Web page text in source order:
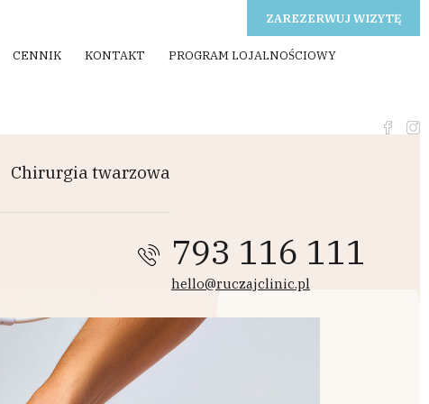
CENNIK KONTAKT PROGRAM LOJALNOŚCIOWY
ZAREZERWUJ WIZYTĘ
Chirurgia twarzowa
793 116 111
hello@ruczajclinic.pl